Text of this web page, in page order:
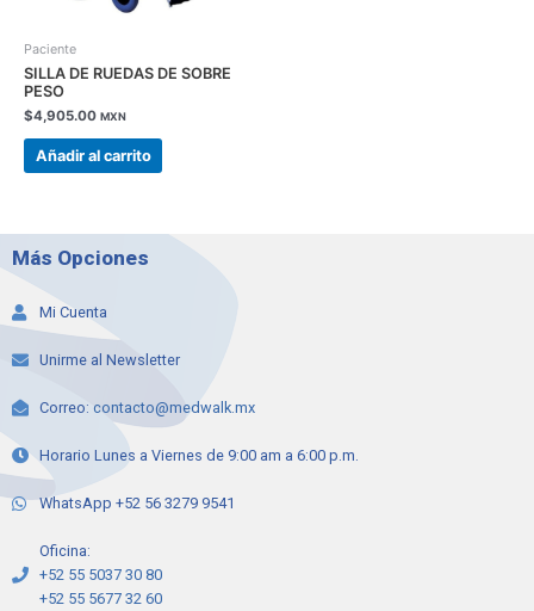
Paciente
SILLA DE RUEDAS DE SOBRE
PESO
$4,905.00 MXN
Añadir al carrito
Más Opciones
Mi Cuenta
Unirme al Newsletter
Correo: contacto@medwalk.mx
Horario Lunes a Viernes de 9:00 am a 6:00 p.m.
WhatsApp +52 56 3279 9541
Oficina:
+52 55 5037 30 80
+52 55 5677 32 60